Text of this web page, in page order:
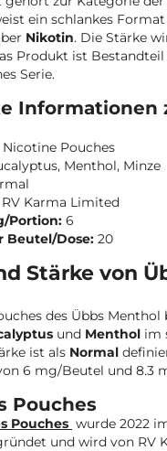
ein schlankes
Nikotin. Die Stärke
Produkt ist
Serie.
Informationen
Nicotine Pouches
Menthol, Minze
RV Karma Limited
Portion: 6
Beutel/Dose: 20
Stärke von
des Übbs Menthol
und Menthol im
ist als Normal
6 mg/Beutel und 8.3
Pouches
Pouches wurde 2022
und wird von RV